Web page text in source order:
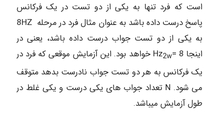
است که فرد تنها به یکی از دو تست در یک فرکانس
پاسخ درست داده باشد به عنوان مثال فرد در مرحله 8HZ
به یکی از دو تست جواب درست داده باشد، یعنی در
اینجا Hz
2w
= 8 خواهد بود. این آزمایش موقعی که فرد در
یک فرکانس به هر دو تست جواب نادرست بدهد متوقف
می شود. N تعداد جواب های یکی درست و یکی غلط در
طول آزمایش میباشد.